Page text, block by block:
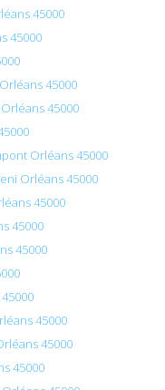
45000
45000
45000
45000
Orléans 45000
Orléans 45000
45000
45000
45000
45000
45000
45000